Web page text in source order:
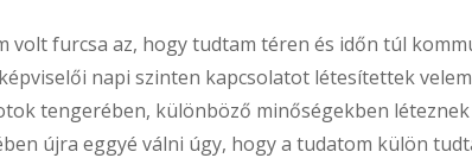
volt furcsa az, hogy tudtam téren és időn túl
napi szinten kapcsolatot létesítettek
tengerében, különböző minőségekben
újra eggyé válni úgy, hogy a tudatom külön